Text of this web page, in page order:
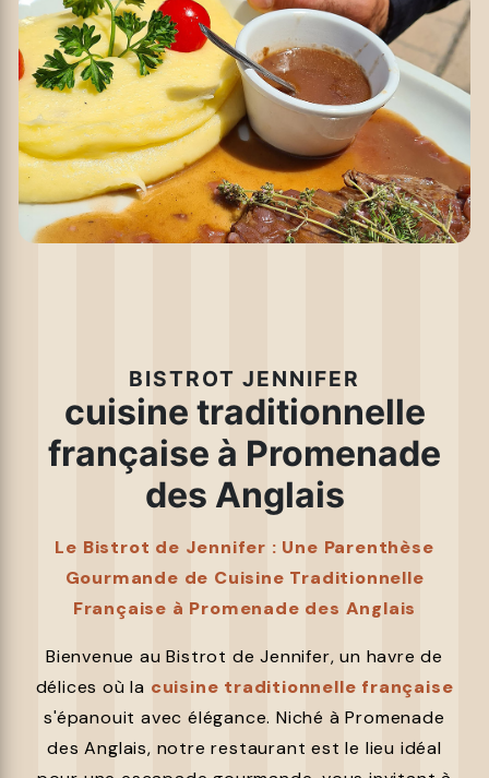
BISTROT JENNIFER
cuisine traditionnelle
française à Promenade
des Anglais
Le Bistrot de Jennifer : Une Parenthèse
Gourmande de Cuisine Traditionnelle
Française à Promenade des Anglais
Bienvenue au Bistrot de Jennifer, un havre de
délices où la cuisine traditionnelle française
s'épanouit avec élégance. Niché à Promenade
des Anglais, notre restaurant est le lieu idéal